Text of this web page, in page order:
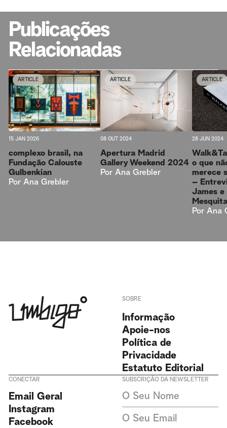
Publicações
Relacionadas
ARTICLE
15 JAN 2026
complexo brasil, na
Fundação Calouste
Gulbenkian
Por Ana Grebler
ARTICLE
08 OUT 2024
Apertura Madrid
Gallery Weekend 2024
Por Ana Grebler
ARTICLE
28 JUN 2024
o que
merece
–
James e
Por Ana
SOBRE
Informação
Apoie-nos
Política de
Privacidade
Estatuto Editorial
CONECTAR
Email Geral
Instagram
Facebook
SUBSCRIÇÃO DA NEWSLETTER
Revista Umbigo e aceito a
recolhemos ou armazenamos
dados pessoais sem o seu